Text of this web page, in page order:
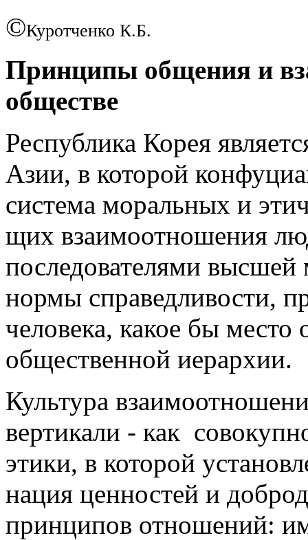
©Куротченко К.Б.
Принципы общения и
обще­стве
Республика Корея
Азии, в которой
система моральных и
щих взаимоотно­ше­ния
последовате­лями
нормы справед­ливости,
человека, какое бы
общественной ие­рархии.
Культура
вер­тикали - как
этики, в которой
нация ценностей и
принципов отноше­ний: